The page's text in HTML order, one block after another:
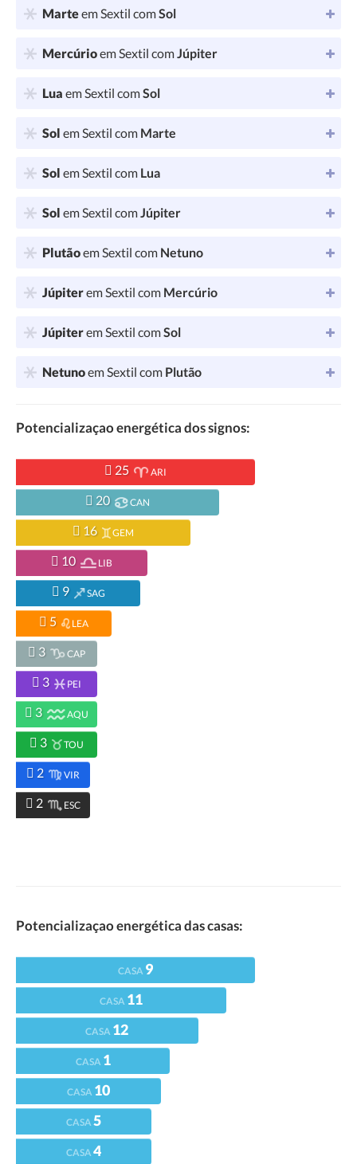
Marteem Sextil comSol
Mercúrioem Sextil comJúpiter
Lua em Sextil comSol
Sol em Sextil com Marte
Sol em Sextil com Lua
Sol em Sextil comJúpiter
Plutãoem Sextil com Netuno
Júpiterem Sextil com Mercúrio
Júpiterem Sextil comSol
Netunoem Sextil com Plutão
Potencializaçao energética dos signos:
25 ARI
20 CAN
16 GEM
10 LIB
9 SAG
5 LEA
3 CAP
3 PEI
3 AQU
3 TOU
2 VIR
2 ESC
Potencializaçao energética das casas:
CASA 9
CASA 11
CASA 12
CASA 1
CASA 10
CASA5
CASA4